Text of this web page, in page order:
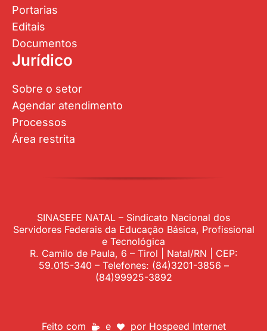
Portarias
Editais
Documentos
Jurídico
Sobre o setor
Agendar atendimento
Processos
Área restrita
SINASEFE NATAL – Sindicato Nacional dos
Servidores Federais da Educação Básica, Profissional
e Tecnológica
R. Camilo de Paula, 6 – Tirol | Natal/RN | CEP:
59.015-340 – Telefones: (84)3201-3856 –
(84)99925-3892
Feito com e por Hospeed Internet